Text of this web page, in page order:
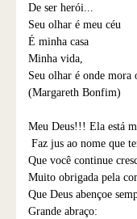
De ser herói...
Seu olhar é meu céu
É minha casa
Minha vida,
Seu olhar é onde mora
(Margareth Bonfim)
Meu Deus!!! Ela está
Faz jus ao nome que
Que você continue
Muito obrigada pela
Que Deus abençoe
Grande abraço: